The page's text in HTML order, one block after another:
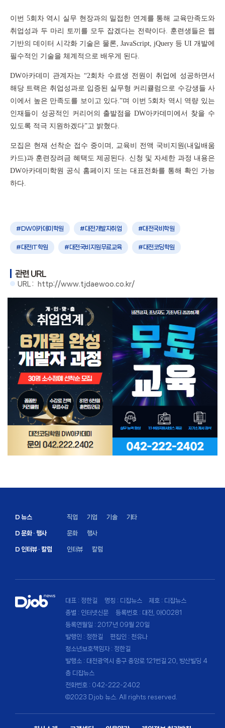
이번 5회차 역시 실무 현장과의 밀접한 연계를 통해 교육만족도와
취업성과 두 마리 토끼를 모두 잡겠다는 전략이다. 훈련생들은 웹
기반의 데이터 시각화 기술은 물론, JavaScript, jQuery 등 UI 개발에
필수적인 기술을 체계적으로 배우게 된다.
DW아카데미 관계자는 “2회차 수료생 전원이 취업에 성공하면서
해당 트랙은 취업성과로 입증된 실무형 커리큘럼으로 수강생들 사
이에서 높은 만족도를 보이고 있다.”며 이번5회차 역시 역량 있는
인재들이 성공적인 커리어의 출발점을DW아카데미에서 찾을 수
있도록 적극 지원하겠다”고 밝혔다.
모집은 현재 선착순 접수 중이며 , 교육비 전액 국비지원(내일배움
카드)과 훈련장려금 혜택도 제공된다. 신청 및 자세한 과정 내용은
DW아카데미학원 공식 홈페이지 또는 대표전화를 통해 확인 가능
하다.
DW아카데미학원 대전개발자취업 대전국비학원
대전IT학원 대전국비지원무료교육 대전코딩학원
관련 URL
URL : http://www.tjdaewoo.co.kr/
D 뉴스 직업 기업 기술 기타
D 문화 · 행사 문화 행사
D 인터뷰 · 칼럼 인터뷰 칼럼
대표 : 정한길 명칭 : 디잡뉴스
제호 : 디잡뉴스
종별 : 인터넷신문
등록번호 : 대전, 아00281
등록연월일 : 2017년 09월 20일
발행인 : 정한길
편집인 : 천유나
청소년보호책임자 : 정한길
발행소 : 대전광역시 중구 중앙로 121번길 20, 방산빌딩 4
층 디잡뉴스
전화번호 : 042-222-2402
©2023 Djob 뉴스. All rights reserved.